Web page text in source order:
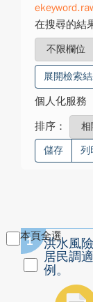
在搜尋的結
展開檢索
個人化服務
排序：
儲存 列
本頁全選
1
洪水風
居民調
例。